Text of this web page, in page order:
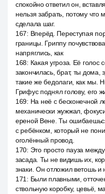
спокойно ответил он,
нельзя забрать, потому что
сделала шаг.
167: Вперёд. Переступая
границы. Гриппу
напряглись, как
168: Какая угроза. Её голос
закончилась, брат, ты дома,
такие же бедолаги, как мы.
Грифус поднял голову, его
169: На неё с бесконечной
механически жужжал,
ереной Вене. Ты
с ребёнком, который не
оголённый провод.
170: Это просто пауза
засада. Ты не видишь их,
знаки. Он отложил ветошь и
171 : Были плавными,
ствольную коробку, цевьё,